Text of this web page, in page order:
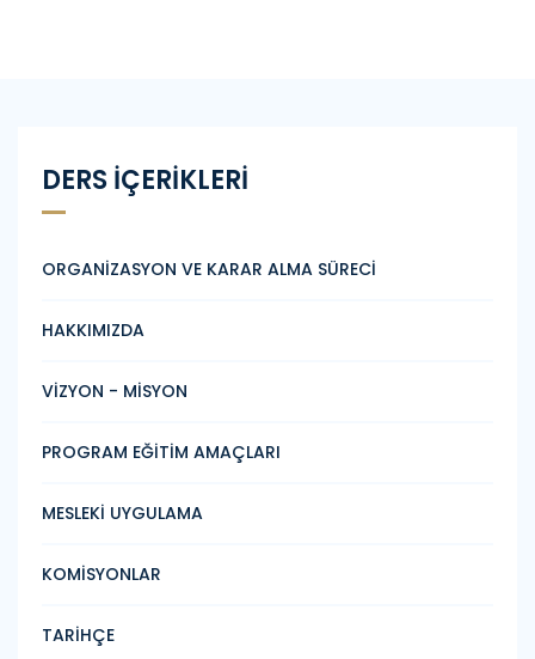
DERS İÇERİKLERİ
ORGANİZASYON VE KARAR ALMA SÜRECİ
HAKKIMIZDA
VİZYON - MİSYON
PROGRAM EĞİTİM AMAÇLARI
MESLEKİ UYGULAMA
KOMİSYONLAR
TARİHÇE